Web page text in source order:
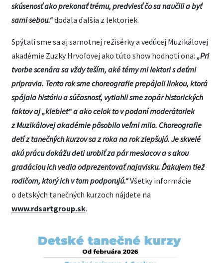
skúsenosť ako prekonať trému, predviesť čo sa naučili a byť
sami sebou.“dodala ďalšia z lektoriek.
Spýtali sme sa aj samotnej režisérky a vedúcej Muzikálovej
akadémie Zuzky Hrvoľovej ako túto show hodnotí ona: „Pri
tvorbe scenára sa vždy teším, aké témy mi lektori s deťmi
pripravia. Tento rok sme choreografie prepájali linkou, ktorá
spájala históriu a súčasnosť, vytiahli sme zopár historických
faktov aj „klebiet“ a ako celok to v podaní moderátoriek
z Muzikálovej akadémie pôsobilo veľmi milo. Choreografie
detí z tanečných kurzov sa z roka na rok zlepšujú. Je skvelé
akú prácu dokážu deti urobiť za pár mesiacov a s akou
gradáciou ich vedia odprezentovať najavisku. Ďakujem tiež
rodičom, ktorý ich v tom podporujú.“Všetky informácie
o detských tanečných kurzoch nájdete na
www.rdsartgroup.sk.